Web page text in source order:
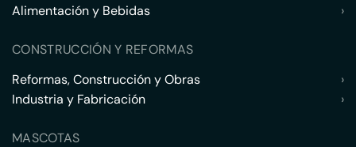
Alimentación y Bebidas
›
CONSTRUCCIÓN Y REFORMAS
Reformas, Construcción y Obras
›
Industria y Fabricación
›
MASCOTAS